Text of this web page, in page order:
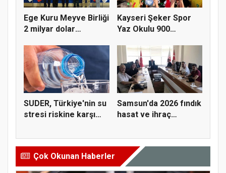
Ege Kuru Meyve Birliği
2 milyar dolar
Kayseri Şeker Spor
Yaz Okulu 900
SUDER, Türkiye'nin su
stresi riskine karşı
Samsun'da 2026 fındık
hasat ve ihraç
Çok Okunan Haberler